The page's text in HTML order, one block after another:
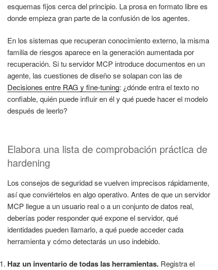
esquemas fijos cerca del principio. La prosa en formato libre es
donde empieza gran parte de la confusión de los agentes.
En los sistemas que recuperan conocimiento externo, la misma
familia de riesgos aparece en la generación aumentada por
recuperación. Si tu servidor MCP introduce documentos en un
agente, las cuestiones de diseño se solapan con las de
Decisiones entre RAG y fine-tuning: ¿dónde entra el texto no
confiable, quién puede influir en él y qué puede hacer el modelo
después de leerlo?
Elabora una lista de comprobación práctica de
hardening
Los consejos de seguridad se vuelven imprecisos rápidamente,
así que conviértelos en algo operativo. Antes de que un servidor
MCP llegue a un usuario real o a un conjunto de datos real,
deberías poder responder qué expone el servidor, qué
identidades pueden llamarlo, a qué puede acceder cada
herramienta y cómo detectarás un uso indebido.
Haz un inventario de todas las herramientas. Registra el